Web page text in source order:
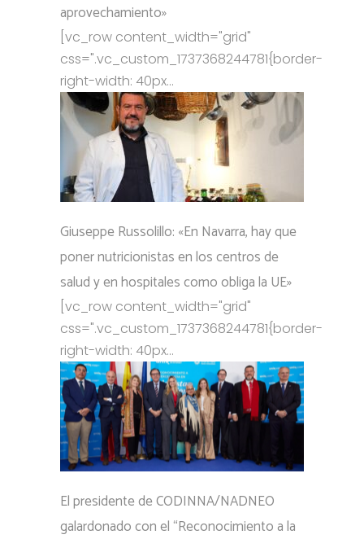
aprovechamiento»
[vc_row content_width="grid"
css=".vc_custom_1737368244781{border-
right-width: 40px...
Giuseppe Russolillo: «En Navarra, hay que
poner nutricionistas en los centros de
salud y en hospitales como obliga la UE»
[vc_row content_width="grid"
css=".vc_custom_1737368244781{border-
right-width: 40px...
El presidente de CODINNA/NADNEO
galardonado con el “Reconocimiento a la